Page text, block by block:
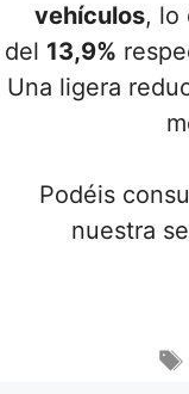
vehículos, lo
del 13,9%
Una ligera
Podéis
nuestra